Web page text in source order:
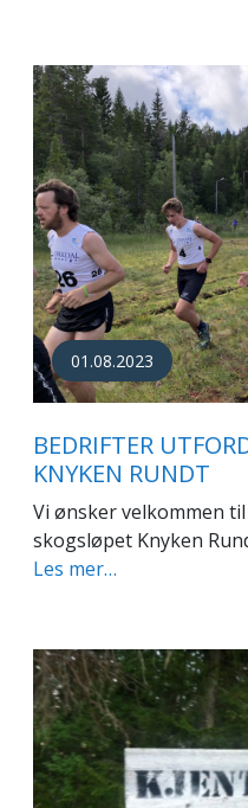
01.08.2023
BEDRIFTER
KNYKEN RUNDT
Vi ønsker velkommen
skogsløpet Knyken
Les mer…